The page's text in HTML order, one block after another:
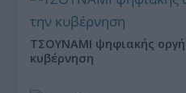
ΤΣΟΥΝΑΜΙ ψηφιακής
κυβέρνηση